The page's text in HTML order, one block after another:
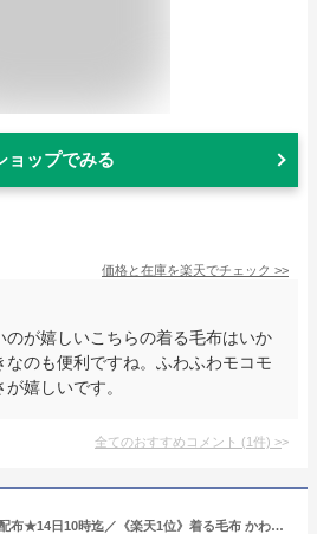
ョップでみる
価格と在庫を楽天でチェック >>
のが嬉しいこちらの着る毛布はいか
のも便利ですね。ふわふわモコモ
嬉しいです。
全てのおすすめコメント (1件) >
＼2点目半額クーポン配布★14日10時迄／《楽天1位》着る毛布 かわいい レディース メンズ 子供 軽い 暖かい ルームウェア フリーサイズ 冬用 パジャマ あったかグッズ 着る 北欧 毛布 ショート ロング 長袖 マイクロミンクファー 85cm丈 110cm丈 もこもこ ふわふわ 洗える